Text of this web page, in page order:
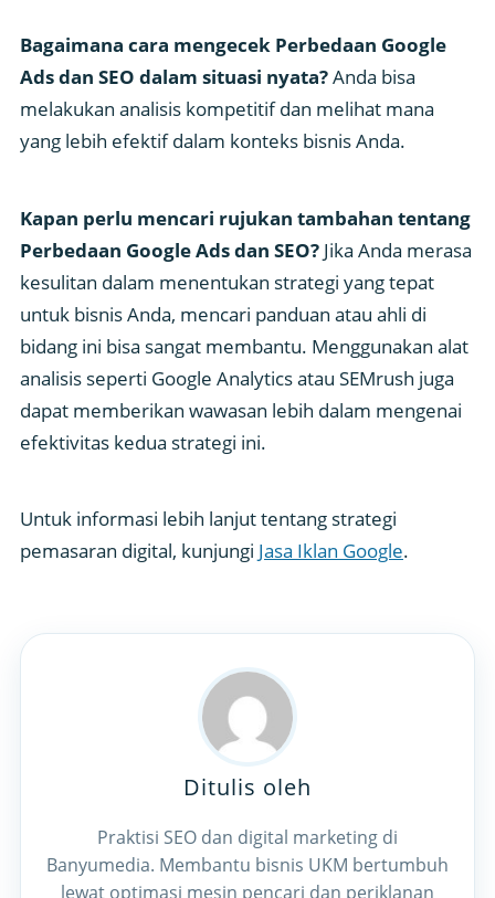
Bagaimana cara mengecek Perbedaan Google
Ads dan SEO dalam situasi nyata?Anda bisa
melakukan analisis kompetitif dan melihat mana
yang lebih efektif dalam konteks bisnis Anda.
Kapan perlu mencari rujukan tambahan tentang
Perbedaan Google Ads dan SEO? Jika Anda merasa
kesulitan dalam menentukan strategi yang tepat
untuk bisnis Anda, mencari panduan atau ahli di
bidang ini bisa sangat membantu. Menggunakan alat
analisis seperti Google Analytics atau SEMrush juga
dapat memberikan wawasan lebih dalam mengenai
efektivitas kedua strategi ini.
Untuk informasi lebih lanjut tentang strategi
pemasaran digital, kunjungi Jasa Iklan Google.
Ditulis oleh
Praktisi SEO dan digital marketing di
Banyumedia. Membantu bisnis UKM bertumbuh
lewat optimasi mesin pencari dan periklanan